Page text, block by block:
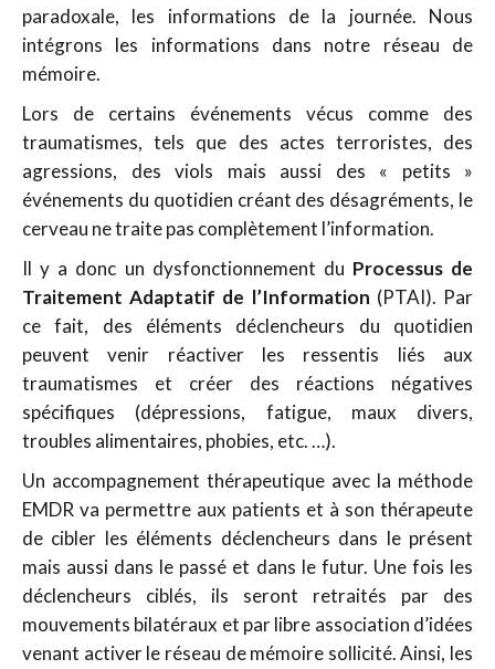
paradoxale, les informations de la journée. Nous
intégrons les informations dans notre réseau de
mémoire.
Lors de certains événements vécus comme des
traumatismes, tels que des actes terroristes, des
agressions, des viols mais aussi des « petits »
événements du quotidien créant des désagréments, le
cerveau ne traite pas complètement l’information.
Il y a donc un dysfonctionnement du Processus de
Traitement Adaptatif de l’Information (PTAI). Par
ce fait, des éléments déclencheurs du quotidien
peuvent venir réactiver les ressentis liés aux
traumatismes et créer des réactions négatives
spécifiques (dépressions, fatigue, maux divers,
troubles alimentaires, phobies, etc. …).
Un accompagnement thérapeutique avec la méthode
EMDR va permettre aux patients et à son thérapeute
de cibler les éléments déclencheurs dans le présent
mais aussi dans le passé et dans le futur. Une fois les
déclencheurs ciblés, ils seront retraités par des
mouvements bilatéraux et par libre association d’idées
venant activer le réseau de mémoire sollicité. Ainsi, les